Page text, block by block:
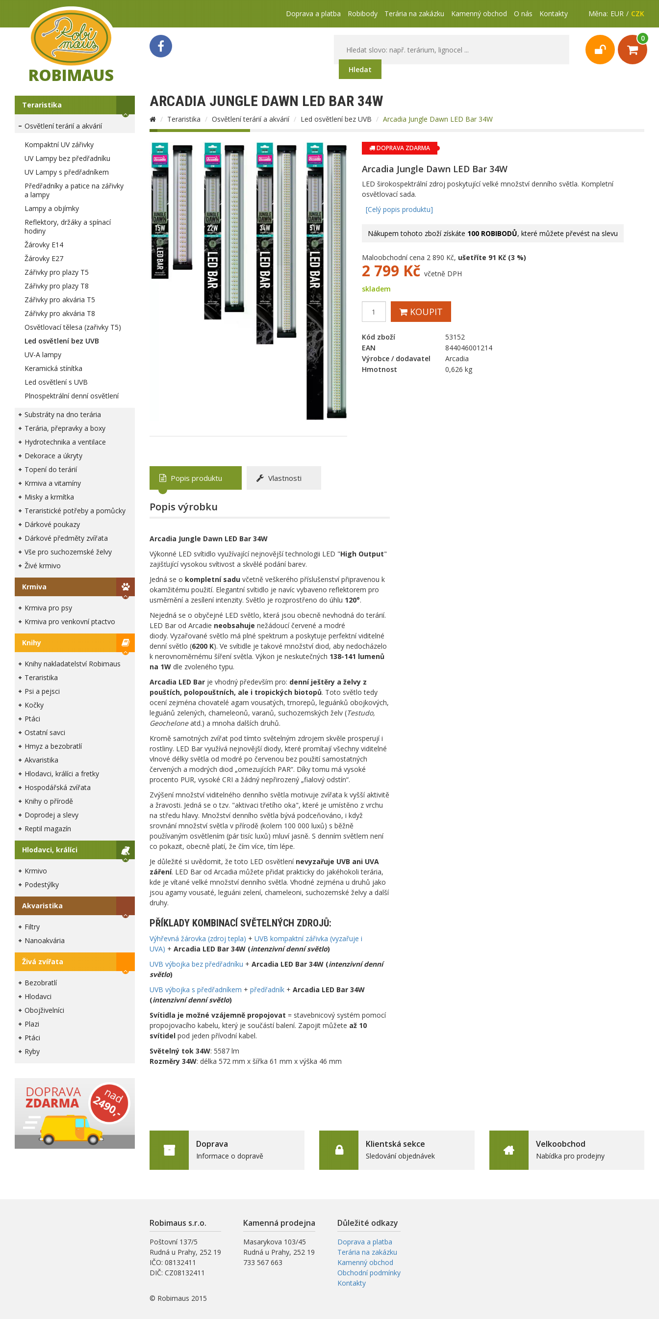
ROBIMAUS
Měna: EUR CZK
Doprava a platba Robibody Terária na zakázku Kamenný obchod O nás Kontakty
Hledat
0
Teraristika
Osvětlení terárií a akvárií
Kompaktní UV zářivky
UV Lampy bez předřadníku
UV Lampy s předřadníkem
Předřadníky a patice na zářivky
a lampy
Lampy a objímky
Reflektory, držáky a spínací
hodiny
Žárovky E14
Žárovky E27
Zářivky pro plazy T5
Zářivky pro plazy T8
Zářivky pro akvária T5
Zářivky pro akvária T8
Osvětlovací tělesa (zařivky T5)
Led osvětlení bez UVB
UV-A lampy
Keramická stínítka
Led osvětlení s UVB
Plnospektrální denní osvětlení
Substráty na dno terária
Terária, přepravky a boxy
Hydrotechnika a ventilace
Dekorace a úkryty
Topení do terárií
Krmiva a vitamíny
Misky a krmítka
Teraristické potřeby a pomůcky
Dárkové poukazy
Dárkové předměty zvířata
Vše pro suchozemské želvy
Živé krmivo
Krmiva
Krmiva pro psy
Krmiva pro venkovní ptactvo
Knihy
Knihy nakladatelství Robimaus
Teraristika
Psi a pejsci
Kočky
Ptáci
Ostatní savci
Hmyz a bezobratlí
Akvaristika
Hlodavci, králíci a fretky
Hospodářská zvířata
Knihy o přírodě
Doprodej a slevy
Reptil magazín
Hlodavci, králíci
Krmivo
Podestýlky
Akvaristika
Filtry
Nanoakvária
Živá zvířata
Bezobratlí
Hlodavci
Obojživelníci
Plazi
Ptáci
Ryby
ARCADIA JUNGLE DAWN LED BAR 34W
Teraristika Osvětlení terárií a akvárií Led osvětlení bez UVB Arcadia Jungle Dawn LED Bar 34W
DOPRAVA ZDARMA
Arcadia Jungle Dawn LED Bar 34W
LED širokospektrální zdroj poskytující velké množství denního světla. Kompletní
osvětlovací sada.
[Celý popis produktu]
Nákupem tohoto zboží získáte 100 ROBIBODŮ, které můžete převést na slevu
Maloobchodní cena 2 890 Kč, ušetříte 91 Kč (3 %)
2 799 Kč včetně DPH
skladem
KOUPIT
Kód zboží
53152
EAN
844046001214
Výrobce / dodavatel
Arcadia
Hmotnost
0,626 kg
Popis produktu Vlastnosti
Popis výrobku
Arcadia Jungle Dawn LED Bar 34W
Výkonné LED svítidlo využívající nejnovější technologii LED "High Output"
zajišťující vysokou svítivost a skvělé podání barev.
Jedná se o kompletní sadu včetně veškerého příslušenství připravenou k
okamžitému použití. Elegantní svítidlo je navíc vybaveno reflektorem pro
usměrnění a zesílení intenzity. Světlo je rozprostřeno do úhlu 120°.
Nejedná se o obyčejné LED světlo, která jsou obecně nevhodná do terárií.
LED Bar od Arcadie neobsahuje nežádoucí červené a modré
diody. Vyzařované světlo má plné spektrum a poskytuje perfektní viditelné
denní světlo (6200 K). Ve svítidle je takové množství diod, aby nedocházelo
k nerovnoměrnému šíření světla. Výkon je neskutečných 138-141 lumenů
na 1W dle zvoleného typu.
Arcadia LED Bar je vhodný především pro: denní ještěry a želvy z
pouštích, polopouštních, ale i tropických biotopů. Toto světlo tedy
ocení zejména chovatelé agam vousatých, trnorepů, leguánků obojkových,
leguánů zelených, chameleonů, varanů, suchozemských želv (Testudo,
Geocheloneatd.) a mnoha dalších druhů.
Kromě samotných zvířat pod tímto světelným zdrojem skvěle prosperují i
rostliny. LED Bar využívá nejnovější diody, které promítají všechny viditelné
vlnové délky světla od modré po červenou bez použití samostatných
červených a modrých diod „omezujících PAR“. Díky tomu má vysoké
procento PUR, vysoké CRI a žádný nepřirozený „fialový odstín“.
Zvýšení množství viditelného denního světla motivuje zvířata k vyšší aktivitě
a žravosti. Jedná se o tzv. "aktivaci třetího oka", které je umístěno z vrchu
na středu hlavy. Množství denního světla bývá podceňováno, i když
srovnání množství světla v přírodě (kolem 100 000 luxů) s běžně
používaným osvětlením (pár tisíc luxů) mluví jasně. S denním světlem není
co pokazit, obecně platí, že čím více, tím lépe.
Je důležité si uvědomit, že toto LED osvětlení nevyzařuje UVB ani UVA
záření. LED Bar od Arcadia můžete přidat prakticky do jakéhokoli terária,
kde je vítané velké množství denního světla. Vhodné zejména u druhů jako
jsou agamy vousaté, leguáni zelení, chameleoni, suchozemské želvy a další
druhy.
PŘÍKLADY KOMBINACÍ SVĚTELNÝCH ZDROJŮ:
Výhřevná žárovka (zdroj tepla) + UVB kompaktní zářivka (vyzařuje i
UVA) + Arcadia LED Bar 34W (intenzivní denní světlo)
UVB výbojka bez předřadníku + Arcadia LED Bar 34W (intenzivní denní
světlo)
UVB výbojka s předřadníkem + předřadník + Arcadia LED Bar 34W
(intenzivní denní světlo)
Svítidla je možné vzájemně propojovat = stavebnicový systém pomocí
propojovacího kabelu, který je součástí balení. Zapojit můžete až 10
svítidel pod jeden přívodní kabel.
Světelný tok 34W: 5587 lm
Rozměry 34W: délka 572 mm x šířka 61 mm x výška 46 mm
Doprava
Informace o dopravě
Klientská sekce
Sledování objednávek
Velkoobchod
Nabídka pro prodejny
Robimaus s.r.o.
Poštovní 137/5
Rudná u Prahy, 252 19
IČO: 08132411
DIČ: CZ08132411
Kamenná prodejna
Masarykova 103/45
Rudná u Prahy, 252 19
733 567 663
Důležité odkazy
Doprava a platba
Terária na zakázku
Kamenný obchod
Obchodní podmínky
Kontakty
© Robimaus 2015